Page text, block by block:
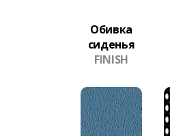
Обивка
сиденья
FINISH